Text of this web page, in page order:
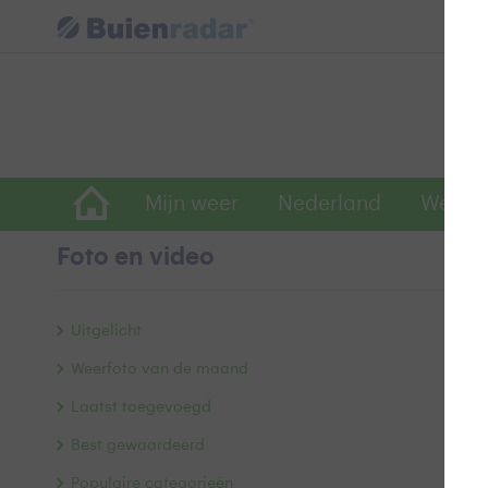
Mijn weer Nederland
Foto en video
Uitgelicht
Weerfoto van de maand
Laatst toegevoegd
Best gewaardeerd
Populaire categorieën